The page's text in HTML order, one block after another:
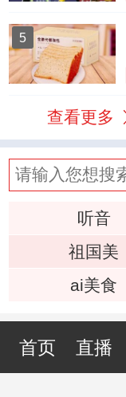
5
查看更多
听音
祖国美
ai美食
首页 直播